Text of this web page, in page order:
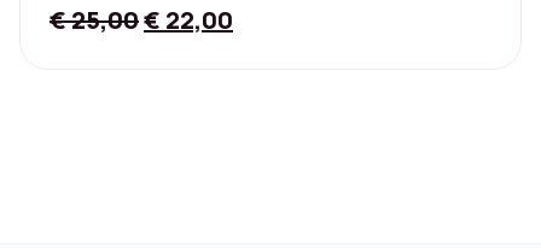
€25,00Original
€ 22,00